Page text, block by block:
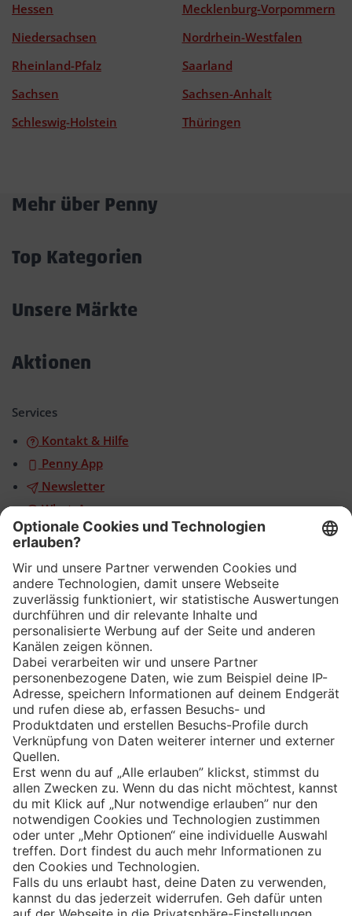
Hessen
Mecklenburg-Vorpommern
Niedersachsen
Nordrhein-Westfalen
Rheinland-Pfalz
Saarland
Sachsen
Sachsen-Anhalt
Schleswig-Holstein
Thüringen
Mehr über Penny
Top Kategorien
Unsere Märkte
Aktionen
Services
Kontakt & Hilfe
Penny App
Newsletter
WhatsApp
App
Eishockey
Impressum